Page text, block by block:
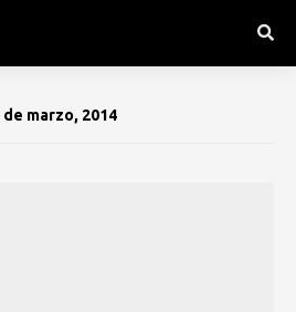
marzo, 2014